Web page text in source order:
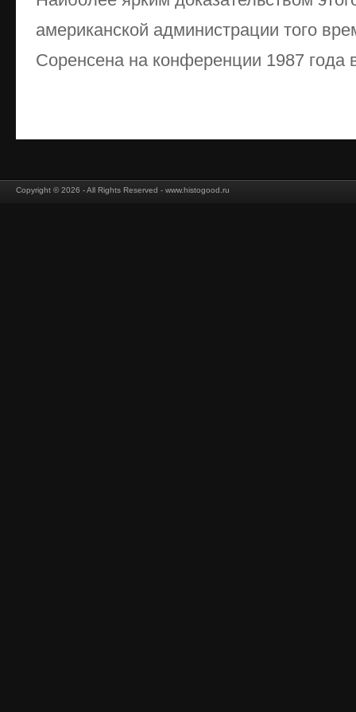
американской администрации того
Соренсена на конференции 1987 года
Copyright © 2026 - All Rights Reserved - www.histogood.ru